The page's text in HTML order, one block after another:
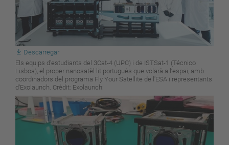
Descarregar
Els equips d'estudiants del 3Cat-4 (UPC) i de ISTSat-1 (Técnico
Lisboa), el proper nanosatèl·lit portuguès que volarà a l’espai, amb
coordinadors del programa Fly Your Satellite de l'ESA i representants
d'Exolaunch. Crèdit: Exolaunch: